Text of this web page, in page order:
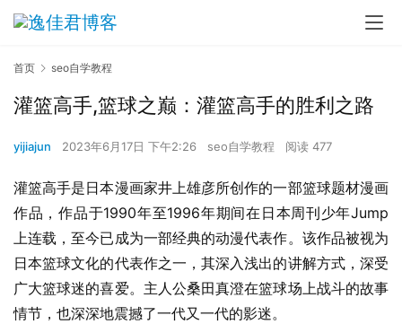
首页 seo自学教程
灌篮高手,篮球之巅：灌篮高手的胜利之路
yijiajun 2023年6月17日 下午2:26 seo自学教程 阅读 477
灌篮高手是日本漫画家井上雄彦所创作的一部篮球题材漫画
作品，作品于1990年至1996年期间在日本周刊少年Jump
上连载，至今已成为一部经典的动漫代表作。该作品被视为
日本篮球文化的代表作之一，其深入浅出的讲解方式，深受
广大篮球迷的喜爱。主人公桑田真澄在篮球场上战斗的故事
情节，也深深地震撼了一代又一代的影迷。